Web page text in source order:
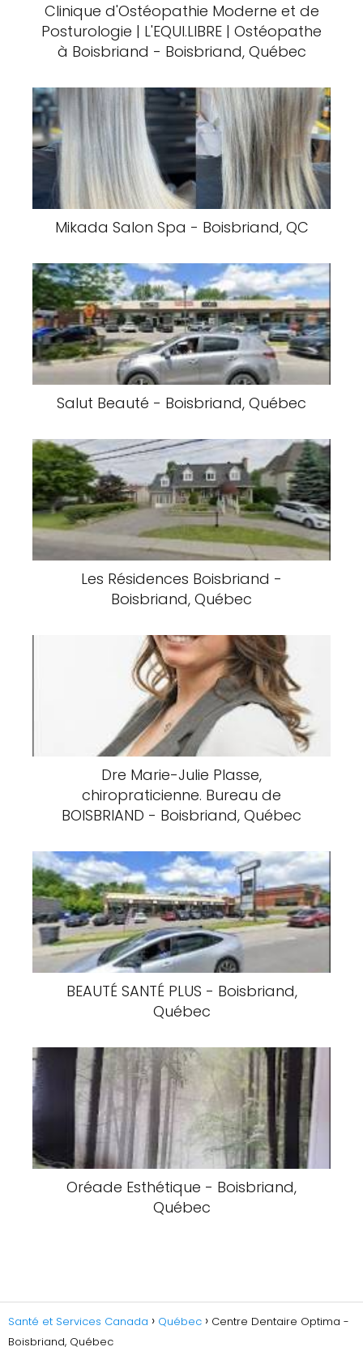
Clinique d'Ostéopathie Moderne et de
Posturologie | L'EQUI.LIBRE | Ostéopathe
à Boisbriand - Boisbriand, Québec
Mikada Salon Spa - Boisbriand, QC
Salut Beauté - Boisbriand, Québec
Les Résidences Boisbriand -
Boisbriand, Québec
Dre Marie-Julie Plasse,
chiropraticienne. Bureau de
BOISBRIAND - Boisbriand, Québec
BEAUTÉ SANTÉ PLUS - Boisbriand,
Québec
Oréade Esthétique - Boisbriand,
Québec
Santé et Services Canada Québec
Centre Dentaire Optima -
Boisbriand, Québec